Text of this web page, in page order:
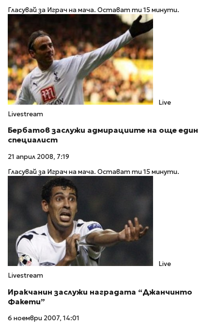
Гласувай за Играч на мача. Остават ти 15 минути.
Live
Livestream
Бербатов заслужи адмирациите на още един
специалист
21 април 2008, 7:19
Гласувай за Играч на мача. Остават ти 15 минути.
Live
Livestream
Иракчанин заслужи наградата “Джанчинто
Факети”
6 ноември 2007, 14:01